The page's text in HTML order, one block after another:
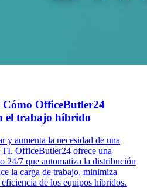
Cómo OfficeButler24
el trabajo híbrido
y aumenta la necesidad de una
TI. OfficeButler24 ofrece una
24/7 que automatiza la distribución
la carga de trabajo, minimiza
de los equipos híbridos.